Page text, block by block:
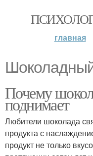
главная
Почему
поднимает
Любители шоколада
продукта с
продукт не только